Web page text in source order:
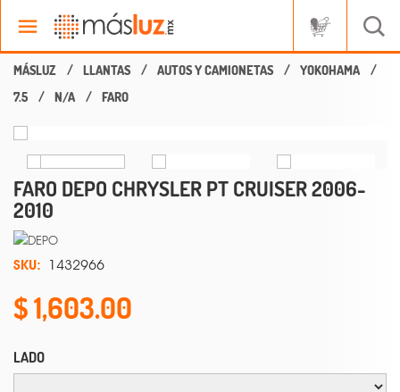
LLANTAS AUTOS Y CAMIONETAS
YOKOHAMA
7.5
N/A FARO
FARO DEPO CHRYSLER PT CRUISER 2006-
2010
SKU: 1432966
1,603.00
LADO